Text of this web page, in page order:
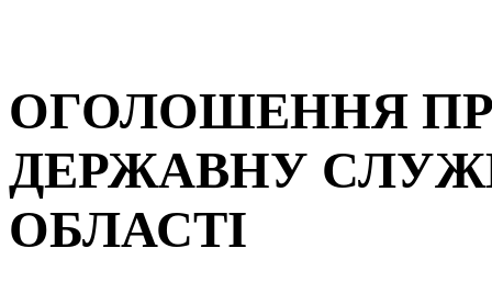
ОГОЛОШЕННЯ
ДЕРЖАВНУ
ОБЛАСТІ